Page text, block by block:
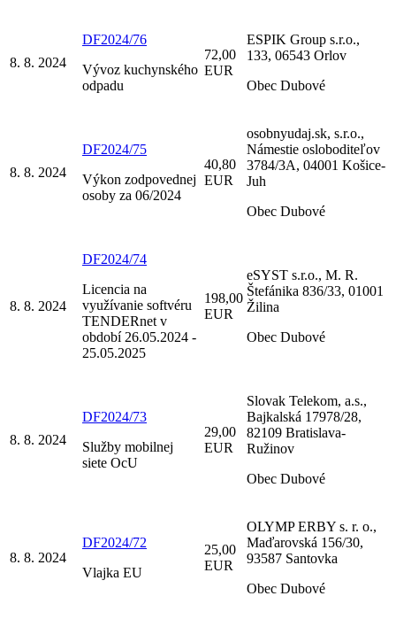
8. 8. 2024
DF2024/76
Vývoz kuchynského
odpadu
72,00
EUR
ESPIK Group s.r.o.,
133, 06543 Orlov
Obec Dubové
8. 8. 2024
DF2024/75
Výkon zodpovednej
osoby za 06/2024
40,80
EUR
osobnyudaj.sk, s.r.o.,
Námestie osloboditeľov
3784/3A, 04001 Košice-
Juh
Obec Dubové
8. 8. 2024
DF2024/74
Licencia na
využívanie softvéru
TENDERnet v
období 26.05.2024 -
25.05.2025
198,00
EUR
eSYST s.r.o., M. R.
Štefánika 836/33, 01001
Žilina
Obec Dubové
8. 8. 2024
DF2024/73
Služby mobilnej
siete OcU
29,00
EUR
Slovak Telekom, a.s.,
Bajkalská 17978/28,
82109 Bratislava-
Ružinov
Obec Dubové
8. 8. 2024
DF2024/72
Vlajka EU
25,00
EUR
OLYMP ERBY s. r. o.,
Maďarovská 156/30,
93587 Santovka
Obec Dubové